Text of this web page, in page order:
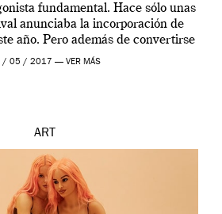
fundamental. Hace sólo unas
anunciaba la incorporación de
año. Pero además de convertirse
más relevantes […]
/ 05 / 2017 — VER MÁS
ART